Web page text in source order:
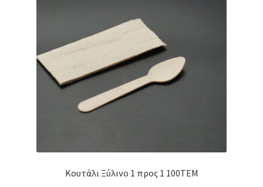
επιλεγούν
στη
σελίδα
Κουτάλι Ξύλινο 1 προς 1 100ΤΕΜ